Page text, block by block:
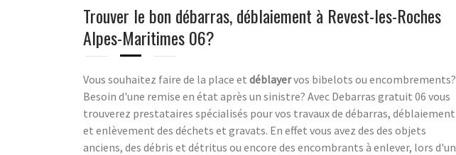
Trouver le bon débarras, déblaiement à Revest-les-Roches
Alpes-Maritimes 06?
Vous souhaitez faire de la place et déblayervos bibelots ou encombrements?
Besoin d'une remise en état après un sinistre? Avec Debarras gratuit 06 vous
trouverez prestataires spécialisés pour vos travaux de débarras, déblaiement
et enlèvement des déchets et gravats. En effet vous avez des des objets
anciens, des débris et détritus ou encore des encombrants à enlever, lors d'un